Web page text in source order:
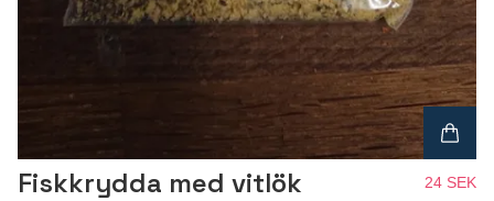
Fiskkrydda med vitlök 24 SEK